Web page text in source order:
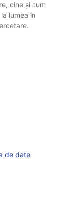
cine și cum
lumea în
de date